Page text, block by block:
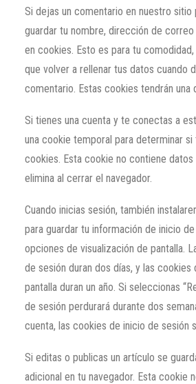
Si dejas un comentario en nuestro sitio
guardar tu nombre, dirección de
en cookies. Esto es para tu
que volver a rellenar tus datos cuando
comentario. Estas cookies tendrán una
Si tienes una cuenta y te conectas a
una cookie temporal para determinar
cookies. Esta cookie no contiene datos
elimina al cerrar el navegador.
Cuando inicias sesión, también
para guardar tu información de inicio
opciones de visualización de pantalla.
de sesión duran dos días, y las cookies
pantalla duran un año. Si seleccionas
de sesión perdurará durante dos
cuenta, las cookies de inicio de sesión
Si editas o publicas un artículo se
adicional en tu navegador. Esta cookie